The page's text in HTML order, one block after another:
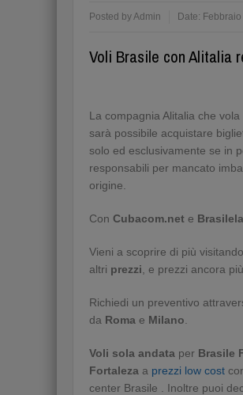
Posted byAdmin Date:
Voli Brasile con Alitalia
La compagnia Alitalia che
sarà possibile acquistare
solo ed esclusivamente se in
responsabili per mancato
origine.
Con Cubacom.net e
Vieni a scoprire di più
altri prezzi , e prezzi ancora
Richiedi un preventivo
da Roma e Milano
Voli sola andata per Brasile
Fortaleza a prezzi low cost
center Brasile . Inoltre puoi